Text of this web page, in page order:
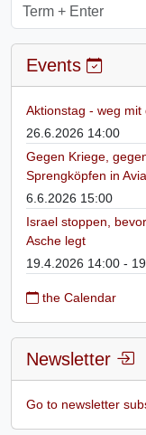
Events
Aktionstag - weg
26.6.2026 14:00
Gegen Kriege,
Sprengköpfen in
6.6.2026 15:00
Israel stoppen,
Asche legt
19.4.2026 14:00 -
the Calendar
Newsletter
Go to newsletter